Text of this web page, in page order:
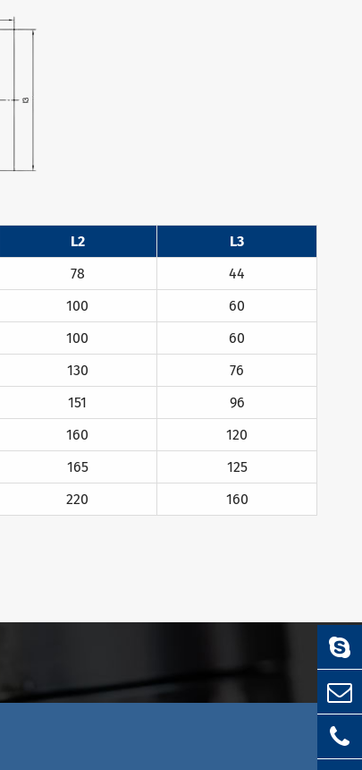
L2
L3
78
44
100
60
100
60
130
76
151
96
160
120
165
125
220 160